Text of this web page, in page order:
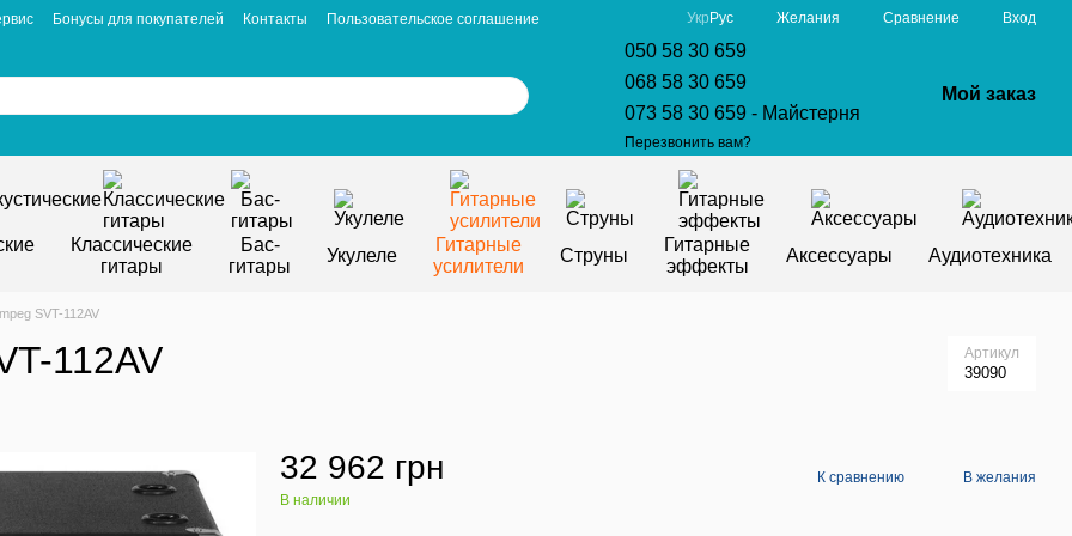
Бонусы для покупателей Контакты
Пользовательское соглашение
Укр Рус Желания Сравнение Вход
050 58 30 659
068 58 30 659
073 58 30 659 - Майстерня
Перезвонить вам?
Мой заказ
Классические
гитары
Бас-
гитары
Укулеле
Гитарные
усилители
Струны
Гитарные
эффекты
Аксессуары Аудиотехника
SVT-112AV
112AV Артикул
39090
32 962 грн
В наличии
К сравнению В желания